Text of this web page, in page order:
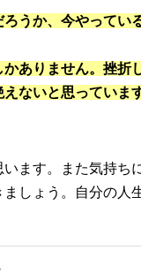
うか、今やってい
ありません。挫折
ないと思っています
ます。また気持ち
しょう。自分の人